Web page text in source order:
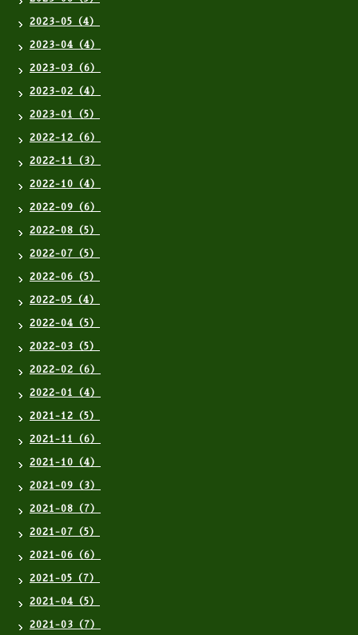
2023-05（4）
2023-04（4）
2023-03（6）
2023-02（4）
2023-01（5）
2022-12（6）
2022-11（3）
2022-10（4）
2022-09（6）
2022-08（5）
2022-07（5）
2022-06（5）
2022-05（4）
2022-04（5）
2022-03（5）
2022-02（6）
2022-01（4）
2021-12（5）
2021-11（6）
2021-10（4）
2021-09（3）
2021-08（7）
2021-07（5）
2021-06（6）
2021-05（7）
2021-04（5）
2021-03（7）